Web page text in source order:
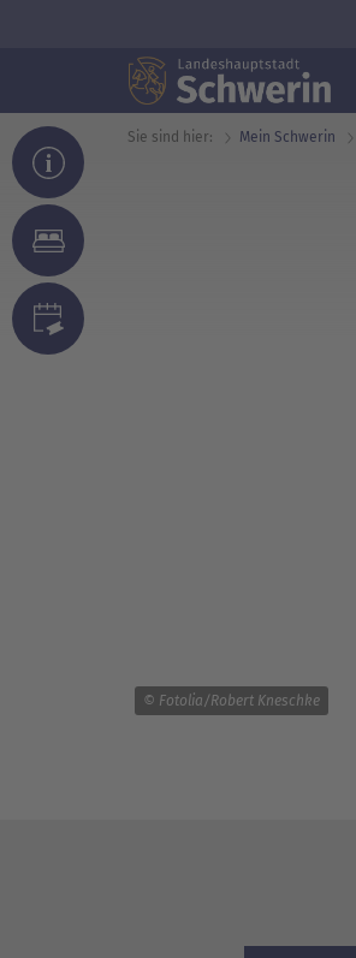
Sie sind hier: Mein Schwerin
© Fotolia/Robert Kneschke